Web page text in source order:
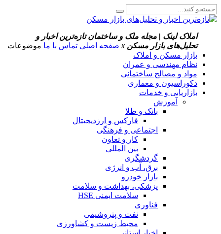
املاک لینک | مجله ملک و ساختمان تازه‌ترین اخبار و
تحلیل‌های بازار مسکن x صفحه اصلی تماس با ما موضوعات
بازار مسکن و املاک
نظام مهندسی و عمران
مواد و مصالح ساختمانی
دکوراسیون و معماری
بازاریابی و خدمات
آموزش
بانک و طلا
فارکس و ارزدیجیتال
اجتماعی و فرهنگی
کار و تعاون
بین المللی
گردشگری
برق، آب و انرژی
بازار خودرو
پزشکی، بهداشت و سلامت
سلامت ایمنی HSE
فناوری
نفت و پتروشیمی
محیط زیست و کشاورزی